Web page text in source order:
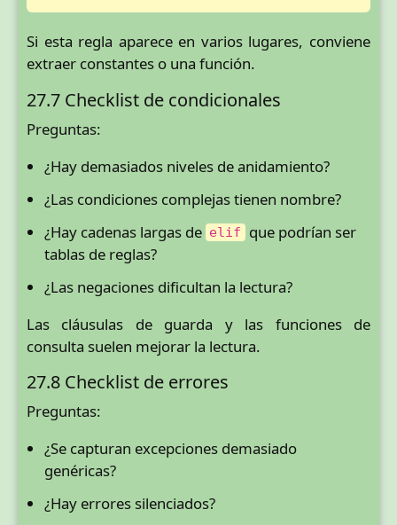
Si esta regla aparece en varios lugares, conviene
extraer constantes o una función.
27.7 Checklist de condicionales
Preguntas:
¿Hay demasiados niveles de anidamiento?
¿Las condiciones complejas tienen nombre?
¿Hay cadenas largas de elif que podrían ser
tablas de reglas?
¿Las negaciones dificultan la lectura?
Las cláusulas de guarda y las funciones de
consulta suelen mejorar la lectura.
27.8 Checklist de errores
Preguntas:
¿Se capturan excepciones demasiado
genéricas?
¿Hay errores silenciados?